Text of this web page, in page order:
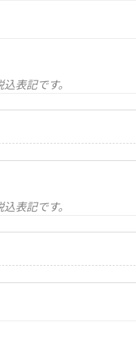
表記です。
表記です。